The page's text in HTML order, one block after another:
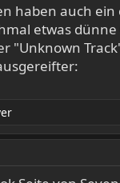
haben auch
etwas
"Unknown